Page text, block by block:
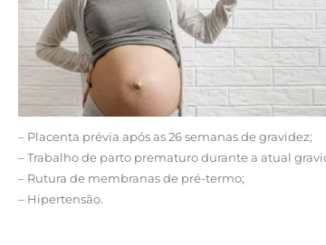
– Placenta prévia após as 26 semanas de gravidez;
– Trabalho de parto prematuro durante a atual
– Rutura de membranas de pré-termo;
– Hipertensão.